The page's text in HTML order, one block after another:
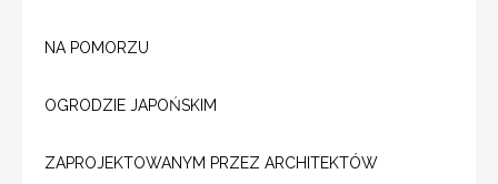
NA POMORZU
OGRODZIE JAPOŃSKIM
ZAPROJEKTOWANYM PRZEZ ARCHITEKTÓW